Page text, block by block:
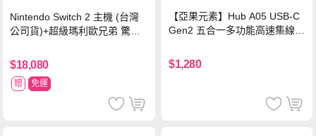
Nintendo Switch 2 主機 (台灣
公司貨)+超級瑪利歐兄弟 驚奇
球 狂熱 中文版
$18,080
贈 免運
【亞果元素】Hub A05 USB-C
Gen2 五合一多功能高速集線
$1,280